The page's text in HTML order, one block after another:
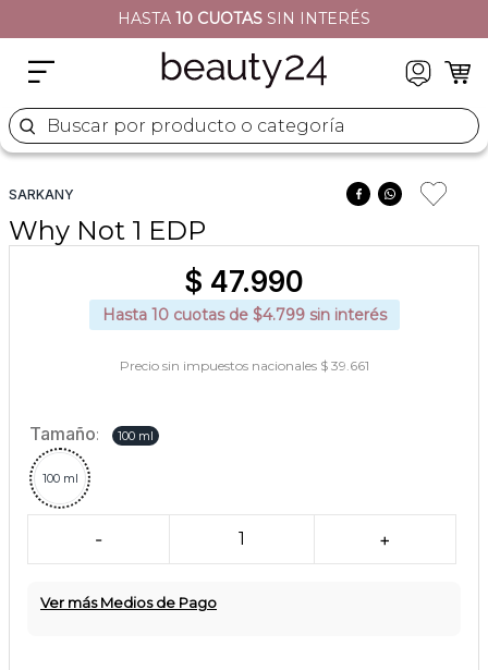
HASTA 10 CUOTAS SIN INTERÉS
Buscar por producto o categoría
SARKANY
Why Not 1 EDP
$ 47.990
Hasta 10cuotas de $4.799 sin interés
Precio sin impuestos nacionales $ 39.661
Tamaño: 100 ml
100 ml
- 1 +
Ver más Medios de Pago
naj oleari
5. versace